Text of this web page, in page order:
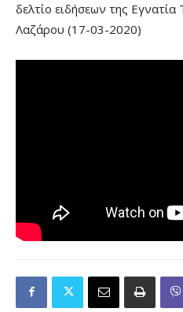
δελτίο ειδήσεων της
Λαζάρου (17-03-2020)